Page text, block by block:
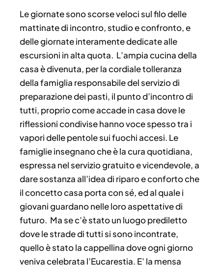
Le giornate sono scorse veloci sul filo delle
mattinate di incontro, studio e confronto, e
delle giornate interamente dedicate alle
escursioni in alta quota. L’ampia cucina della
casa è divenuta, per la cordiale tolleranza
della famiglia responsabile del servizio di
preparazione dei pasti, il punto d’incontro di
tutti, proprio come accade in casa dove le
riflessioni condivise hanno voce spesso tra i
vapori delle pentole sui fuochi accesi. Le
famiglie insegnano che è la cura quotidiana,
espressa nel servizio gratuito e vicendevole, a
dare sostanza all’idea di riparo e conforto che
il concetto casa porta con sé, ed al quale i
giovani guardano nelle loro aspettative di
futuro. Ma se c’è stato un luogo prediletto
dove le strade di tutti si sono incontrate,
quello è stato la cappellina dove ogni giorno
veniva celebrata l’Eucarestia. E’ la mensa